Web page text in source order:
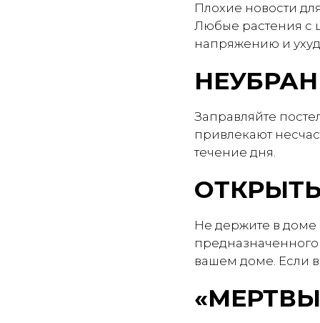
Плохие новости
Любые растения с
напряжению и
Заправляйте
привлекают
течение дня.
Не держите в доме
предназначенного
вашем доме. Если